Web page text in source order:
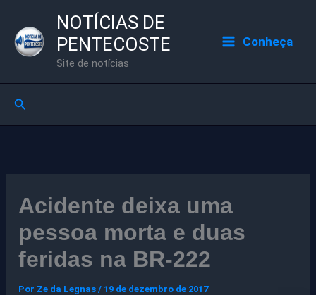
para
NOTÍCIAS DE
PENTECOSTE
Site de notícias
Conheça
Pesquisar
Acidente deixa uma
pessoa morta e duas
feridas na BR-222
Por Ze da Legnas/ 19 de dezembro de 2017